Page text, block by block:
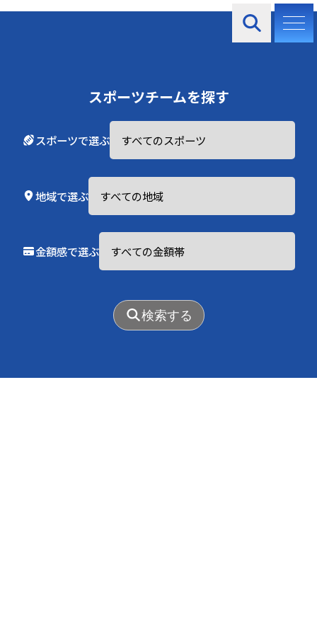
スポーツチームを探す
スポーツで選ぶ
地域で選ぶ
金額感で選ぶ
検索する
お知らせ
2025.06.01